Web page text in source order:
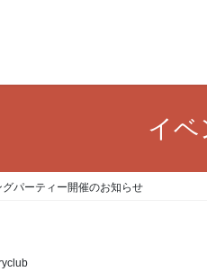
イベ
パーティー開催のお知らせ